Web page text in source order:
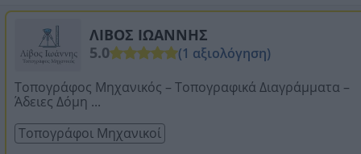
ΛΙΒΟΣ ΙΩΑΝΝΗΣ
5.0
(1 αξιολόγηση)
Τοπογράφος Μηχανικός – Τοπογραφικά Διαγράμματα –
Άδειες Δόμη ...
Τοπογράφοι Μηχανικοί